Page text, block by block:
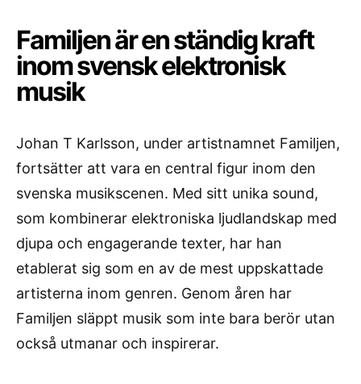
Familjen är en ständig kraft
inom svensk elektronisk
musik
Johan T Karlsson, under artistnamnet Familjen,
fortsätter att vara en central figur inom den
svenska musikscenen. Med sitt unika sound,
som kombinerar elektroniska ljudlandskap med
djupa och engagerande texter, har han
etablerat sig som en av de mest uppskattade
artisterna inom genren. Genom åren har
Familjen släppt musik som inte bara berör utan
också utmanar och inspirerar.